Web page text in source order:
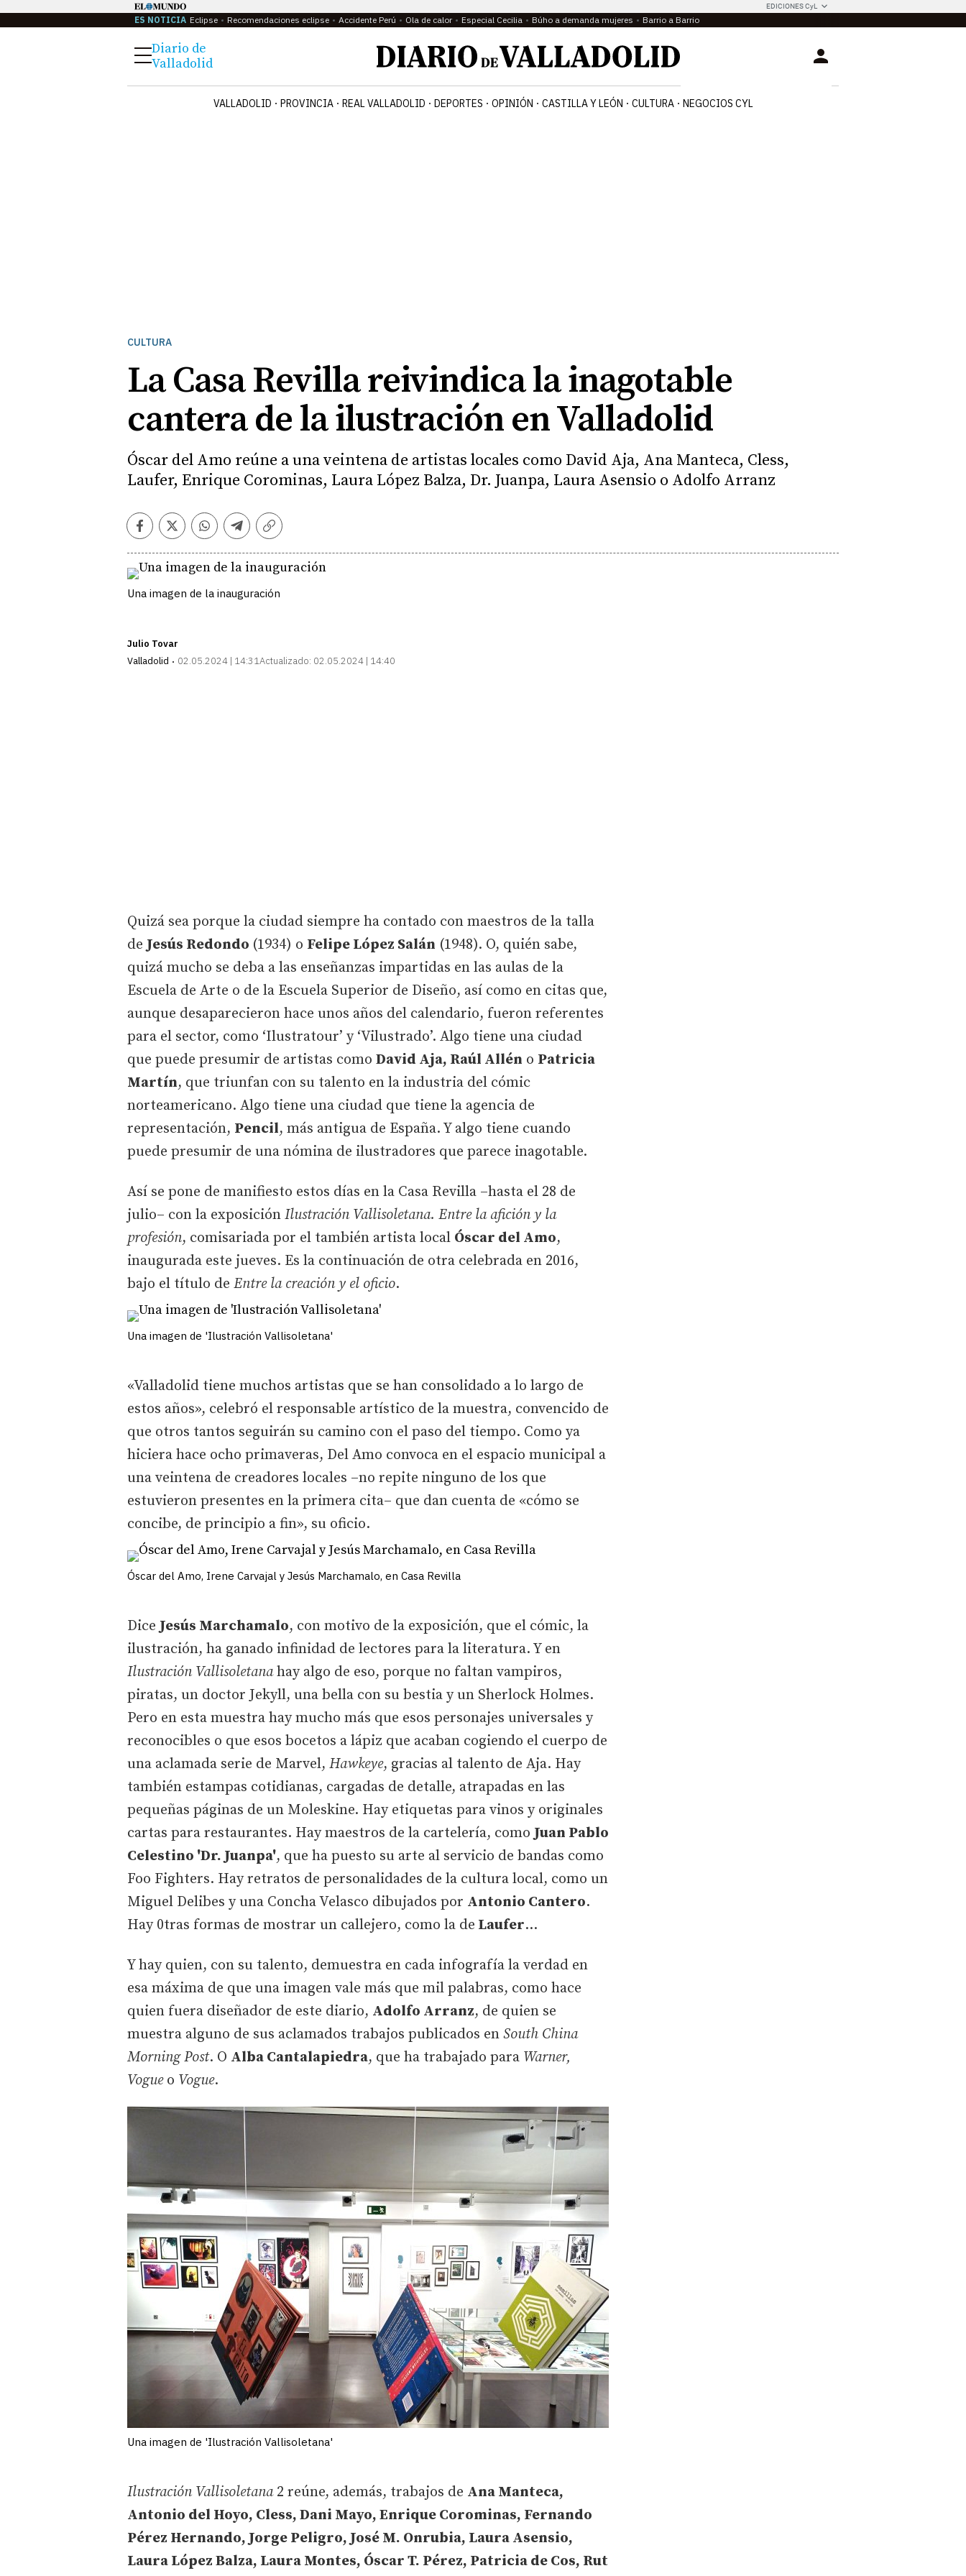
EDICIONES CyL
ES NOTICIA Eclipse Recomendaciones eclipse Accidente Perú Ola de calor Especial Cecilia Búho a demanda mujeres Barrio a Barrio
Menú
Diario de
Valladolid
Login
VALLADOLID PROVINCIA REAL VALLADOLID DEPORTES OPINIÓN CASTILLA Y LEÓN CULTURA NEGOCIOS CYL
CULTURA
La Casa Revilla reivindica la inagotable
cantera de la ilustración en Valladolid
Óscar del Amo reúne a una veintena de artistas locales como David Aja, Ana Manteca, Cless,
Laufer, Enrique Corominas, Laura López Balza, Dr. Juanpa, Laura Asensio o Adolfo Arranz
Facebook
TwitterWhatsapp
Telegram
Copiar
Una imagen de la inauguración
Julio Tovar
Valladolid
02.05.2024 | 14:31Actualizado: 02.05.2024 | 14:40
Quizá sea porque la ciudad siempre ha contado con maestros de la talla
deJesús Redondo (1934) o Felipe López Salán (1948). O, quién sabe,
quizá mucho se deba a las enseñanzas impartidas en las aulas de la
Escuela de Arte o de la Escuela Superior de Diseño, así como en citas que,
aunque desaparecieron hace unos años del calendario, fueron referentes
para el sector, como ‘Ilustratour’ y ‘Vilustrado’. Algo tiene una ciudad
que puede presumir de artistas como David Aja, Raúl Allén o Patricia
Martín, que triunfan con su talento en la industria del cómic
norteamericano. Algo tiene una ciudad que tiene la agencia de
representación, Pencil, más antigua de España. Y algo tiene cuando
puede presumir de una nómina de ilustradores que parece inagotable.
Así se pone de manifiesto estos días en la Casa Revilla –hasta el 28 de
julio– con la exposición Ilustración Vallisoletana. Entre la afición y la
profesión, comisariada por el también artista local Óscar del Amo,
inaugurada este jueves. Es la continuación de otra celebrada en 2016,
bajo el título de Entre la creación y el oficio.
Una imagen de 'Ilustración Vallisoletana'
«Valladolid tiene muchos artistas que se han consolidado a lo largo de
estos años», celebró el responsable artístico de la muestra, convencido de
que otros tantos seguirán su camino con el paso del tiempo. Como ya
hiciera hace ocho primaveras, Del Amo convoca en el espacio municipal a
una veintena de creadores locales –no repite ninguno de los que
estuvieron presentes en la primera cita– que dan cuenta de «cómo se
concibe, de principio a fin», su oficio.
Óscar del Amo, Irene Carvajal y Jesús Marchamalo, en Casa Revilla
DiceJesús Marchamalo, con motivo de la exposición, que el cómic, la
ilustración, ha ganado infinidad de lectores para la literatura. Y en
Ilustración Vallisoletanahay algo de eso, porque no faltan vampiros,
piratas, un doctor Jekyll, una bella con su bestia y un Sherlock Holmes.
Pero en esta muestra hay mucho más que esos personajes universales y
reconocibles o que esos bocetos a lápiz que acaban cogiendo el cuerpo de
una aclamada serie de Marvel, Hawkeye, gracias al talento de Aja. Hay
también estampas cotidianas, cargadas de detalle, atrapadas en las
pequeñas páginas de un Moleskine. Hay etiquetas para vinos y originales
cartas para restaurantes. Hay maestros de la cartelería, comoJuan Pablo
Celestino 'Dr. Juanpa', que ha puesto su arte al servicio de bandas como
Foo Fighters. Hay retratos de personalidades de la cultura local, como un
Miguel Delibes y una Concha Velasco dibujados por Antonio Cantero.
Hay 0tras formas de mostrar un callejero, como la de Laufer...
Y hay quien, con su talento, demuestra en cada infografía la verdad en
esa máxima de que una imagen vale más que mil palabras, como hace
quien fuera diseñador de este diario, Adolfo Arranz, de quien se
muestra alguno de sus aclamados trabajos publicados en South China
Morning Post. O Alba Cantalapiedra, que ha trabajado para Warner,
Vogueo Vogue.
Una imagen de 'Ilustración Vallisoletana'
Ilustración Vallisoletana2 reúne, además, trabajos de Ana Manteca,
Antonio del Hoyo, Cless, Dani Mayo, Enrique Corominas, Fernando
Pérez Hernando, Jorge Peligro, José M. Onrubia, Laura Asensio,
Laura López Balza, Laura Montes, Óscar T. Pérez, Patricia de Cos, Rut